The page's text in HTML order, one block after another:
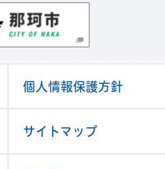
個人情報保護方針
サイトマップ